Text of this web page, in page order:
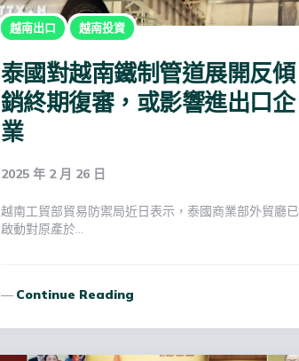
越南出口 越南投資
泰國對越南鐵制管道展開反傾
銷終期復審，或影響進出口企
業
2025 年 2 月 26 日
越南工貿部貿易防禦局近日表示，泰國商業部外貿廳已
啟動對原產於…
Continue Reading